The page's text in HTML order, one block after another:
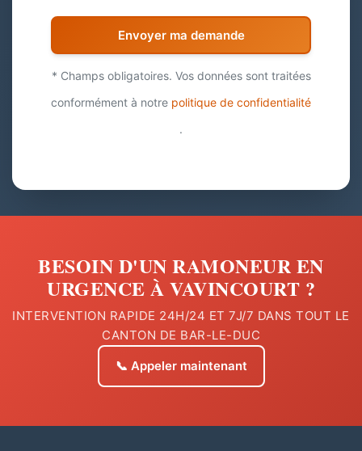
Envoyer ma demande
* Champs obligatoires. Vos données sont traitées
conformément à notre politique de confidentialité
.
BESOIN D'UN RAMONEUR EN
URGENCE À VAVINCOURT ?
INTERVENTION RAPIDE 24H/24 ET 7J/7 DANS TOUT LE
CANTON DE BAR-LE-DUC
📞 Appeler maintenant